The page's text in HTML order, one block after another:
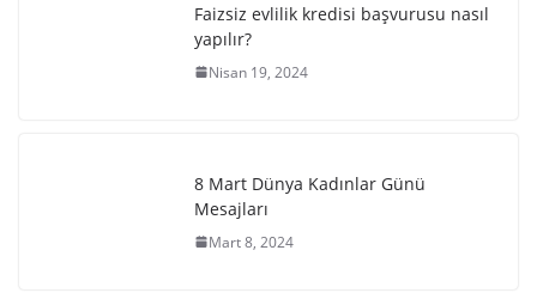
Faizsiz evlilik kredisi başvurusu nasıl
yapılır?
Nisan 19, 2024
8 Mart Dünya Kadınlar Günü
Mesajları
Mart 8, 2024